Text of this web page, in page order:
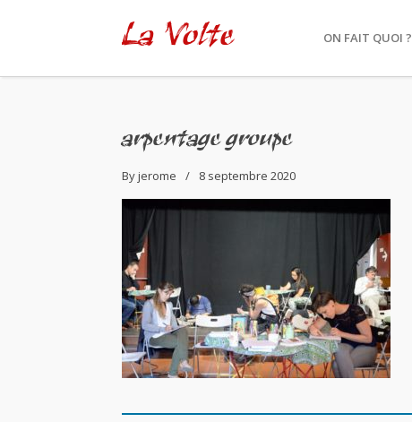
La Volte ON FAIT QUOI ?
arpentage groupe
Byjerome 8 septembre 2020